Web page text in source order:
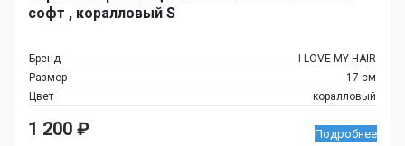
софт , коралловый S
Бренд
I LOVE MY HAIR
Размер
17 см
Цвет
коралловый
1 200 ₽ Подробнее